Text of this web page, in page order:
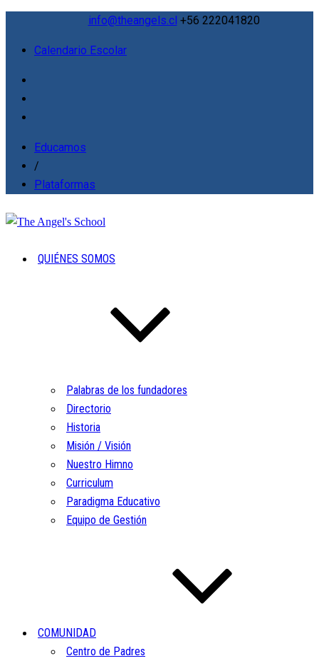
info@theangels.cl +56 222041820
Calendario Escolar
Educamos
/
Plataformas
QUIÉNES SOMOS
Palabras de los fundadores
Directorio
Historia
Misión / Visión
Nuestro Himno
Curriculum
Paradigma Educativo
Equipo de Gestión
COMUNIDAD
Centro de Padres